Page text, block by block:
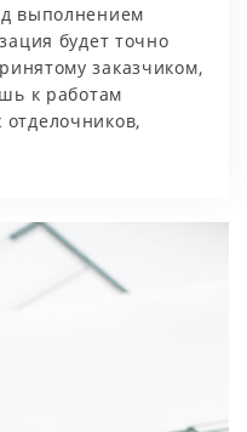
выполнением
будет точно
заказчиком,
к работам